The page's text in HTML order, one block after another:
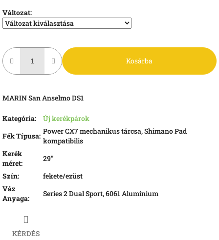
Változat:
Kosárba
MARIN San Anselmo DS1
Kategória:
Új kerékpárok
Fék Típusa:
Power CX7 mechanikus tárcsa, Shimano Pad
kompatibilis
Kerék
méret:
29"
Szín:
fekete/ezüst
Váz
Anyaga:
Series 2 Dual Sport, 6061 Alumínium
KÉRDÉS